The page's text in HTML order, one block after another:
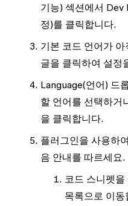
기능) 섹션에서 Dev
정)를 클릭합니다.
기본 코드 언어가 아
글을 클릭하여 설정
Language(언어) 드
할 언어를 선택하거
을 클릭합니다.
플러그인을 사용하
음 안내를 따르세요.
코드 스니펫
목록으로 이동